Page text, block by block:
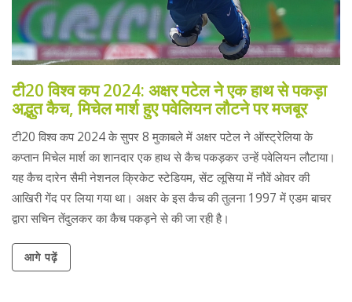
टी20 विश्व कप 2024: अक्षर पटेल ने एक हाथ से पकड़ा
अद्भुत कैच, मिचेल मार्श हुए पवेलियन लौटने पर मजबूर
टी20 विश्व कप 2024 के सुपर 8 मुकाबले में अक्षर पटेल ने ऑस्ट्रेलिया के
कप्तान मिचेल मार्श का शानदार एक हाथ से कैच पकड़कर उन्हें पवेलियन लौटाया।
यह कैच दारेन सैमी नेशनल क्रिकेट स्टेडियम, सेंट लूसिया में नौवें ओवर की
आखिरी गेंद पर लिया गया था। अक्षर के इस कैच की तुलना 1997 में एडम बाचर
द्वारा सचिन तेंदुलकर का कैच पकड़ने से की जा रही है।
आगे पढ़ें